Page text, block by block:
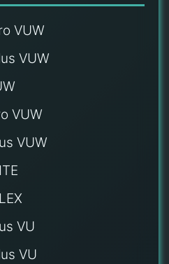
VUW
VUW
VUW
VUW
VU
VU